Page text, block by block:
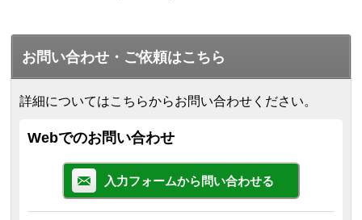
お問い合わせ・ご依頼はこちら
詳細についてはこちらからお問い合わせください。
Webでのお問い合わせ
入力フォームから問い合わせる